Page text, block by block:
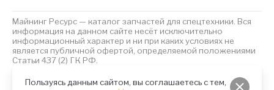
Пользуясь данным сайтом, вы соглашаетесь с тем,
Майнинг Ресурс — каталог запчастей для спецтехники. Вся
информация на данном сайте несёт исключительно
информационный характер и ни при каких условиях не
является публичной офертой, определяемой положениями
Статьи 437 (2) ГК РФ.
Политика обработки персональных данныхФайлы Cookies